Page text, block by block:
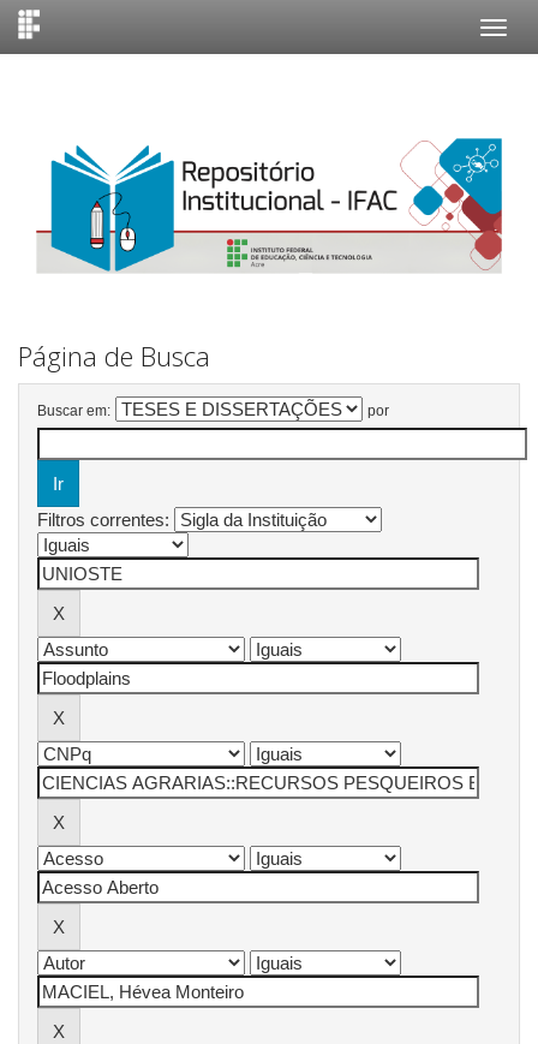
Página de Busca
Buscar em: por
Filtros correntes: